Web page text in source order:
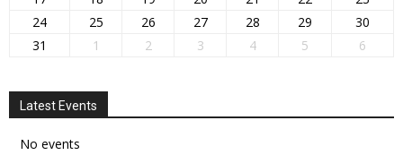
24
25 26 27 28 29
30
31
1 2 3 4 5 6
Latest Events
No events